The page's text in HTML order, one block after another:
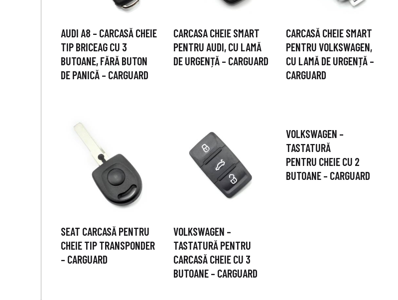
AUDI A8 – CARCASĂ CHEIE
TIP BRICEAG CU 3
BUTOANE, FĂRĂ BUTON
DE PANICĂ – CARGUARD
CARCASA CHEIE SMART
PENTRU AUDI, CU LAMĂ
DE URGENȚĂ – CARGUARD
CARCASĂ CHEIE SMART
PENTRU VOLKSWAGEN,
CU LAMĂ DE URGENȚĂ –
CARGUARD
SEAT CARCASĂ PENTRU
CHEIE TIP TRANSPONDER
– CARGUARD
VOLKSWAGEN –
TASTATURĂ PENTRU
CARCASĂ CHEIE CU 3
BUTOANE – CARGUARD
VOLKSWAGEN –
TASTATURĂ
PENTRU CHEIE CU 2
BUTOANE – CARGUARD